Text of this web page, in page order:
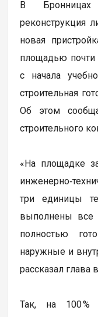
В
реконструкция
новая
площадью почти
с начала
строительная
Об этом
строительного
«На площадке
три единицы
выполнены все
полностью
наружные и
рассказал глава
Так, на 100